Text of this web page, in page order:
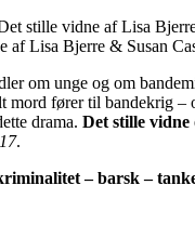
af Lisa Bjerre & Susan
om unge og om
mord fører til bandekrig –
drama. Det stille vidne
.
– barsk –